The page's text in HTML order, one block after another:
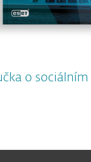
o